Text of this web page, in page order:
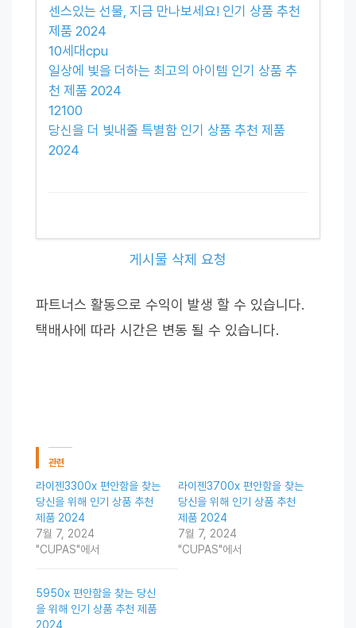
센스있는 선물, 지금 만나보세요! 인기 상품 추천
제품 2024
10세대cpu
일상에 빛을 더하는 최고의 아이템 인기 상품 추
천 제품 2024
12100
당신을 더 빛내줄 특별함 인기 상품 추천 제품
2024
게시물 삭제 요청
파트너스 활동으로 수익이 발생 할 수 있습니다.
택배사에 따라 시간은 변동 될 수 있습니다.
관련
라이젠3300x 편안함을 찾는
당신을 위해 인기 상품 추천
제품 2024
7월 7, 2024
"CUPAS"에서
라이젠3700x 편안함을 찾는
당신을 위해 인기 상품 추천
제품 2024
7월 7, 2024
"CUPAS"에서
5950x 편안함을 찾는 당신
을 위해 인기 상품 추천 제품
2024